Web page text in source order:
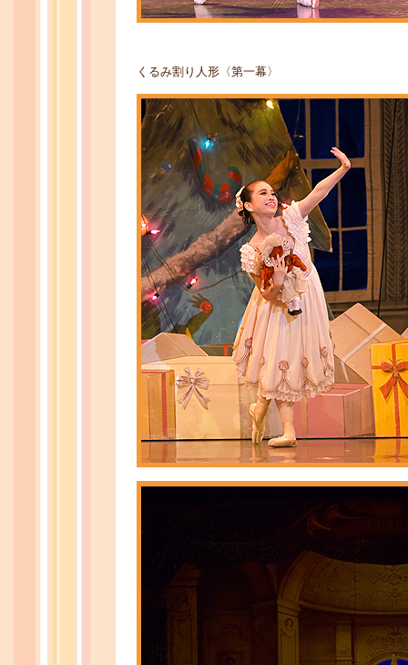
くるみ割り人形〈第一幕〉